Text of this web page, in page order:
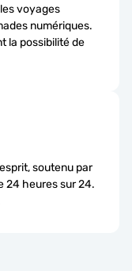
voyages
numériques.
la possibilité de
soutenu par
24 heures sur 24.